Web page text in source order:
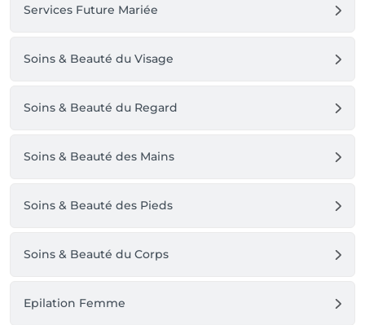
Services Future Mariée
Soins & Beauté du Visage
Soins & Beauté du Regard
Soins & Beauté des Mains
Soins & Beauté des Pieds
Soins & Beauté du Corps
Epilation Femme